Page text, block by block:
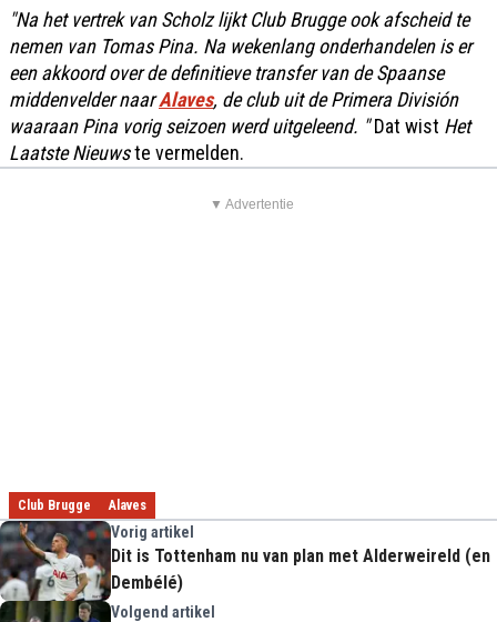
"Na het vertrek van Scholz lijkt Club Brugge ook afscheid te
nemen van Tomas Pina. Na wekenlang onderhandelen is er
een akkoord over de definitieve transfer van de Spaanse
middenvelder naarAlaves, de club uit de Primera División
waaraan Pina vorig seizoen werd uitgeleend. "Dat wist Het
Laatste Nieuwste vermelden.
▼ Advertentie
Club Brugge Alaves
Vorig artikel
Dit is Tottenham nu van plan met Alderweireld (en
Dembélé)
Volgend artikel